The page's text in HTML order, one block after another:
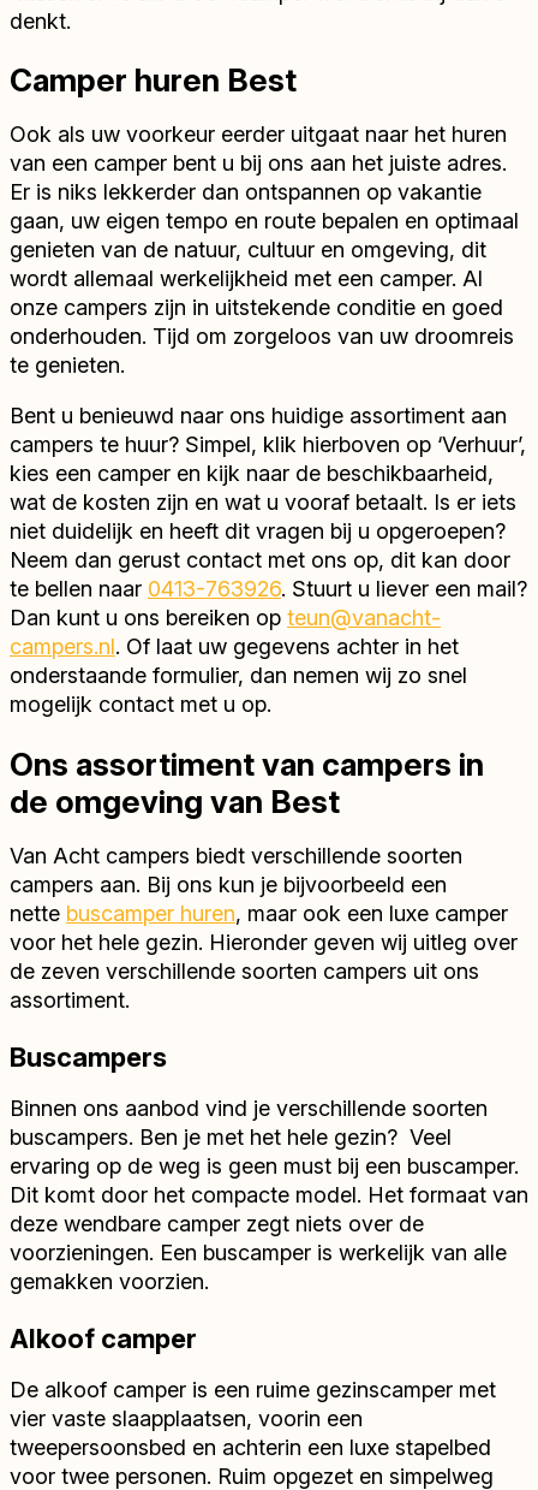
denkt.
Camper huren Best
Ook als uw voorkeur eerder uitgaat naar het huren
van een camper bent u bij ons aan het juiste adres.
Er is niks lekkerder dan ontspannen op vakantie
gaan, uw eigen tempo en route bepalen en optimaal
genieten van de natuur, cultuur en omgeving, dit
wordt allemaal werkelijkheid met een camper. Al
onze campers zijn in uitstekende conditie en goed
onderhouden. Tijd om zorgeloos van uw droomreis
te genieten.
Bent u benieuwd naar ons huidige assortiment aan
campers te huur? Simpel, klik hierboven op ‘Verhuur’,
kies een camper en kijk naar de beschikbaarheid,
wat de kosten zijn en wat u vooraf betaalt. Is er iets
niet duidelijk en heeft dit vragen bij u opgeroepen?
Neem dan gerust contact met ons op, dit kan door
te bellen naar 0413-763926. Stuurt u liever een mail?
Dan kunt u ons bereiken op teun@vanacht-
campers.nl. Of laat uw gegevens achter in het
onderstaande formulier, dan nemen wij zo snel
mogelijk contact met u op.
Ons assortiment van campers in
de omgeving van Best
Van Acht campers biedt verschillende soorten
campers aan. Bij ons kun je bijvoorbeeld een
nette buscamper huren, maar ook een luxe camper
voor het hele gezin. Hieronder geven wij uitleg over
de zeven verschillende soorten campers uit ons
assortiment.
Buscampers
Binnen ons aanbod vind je verschillende soorten
buscampers. Ben je met het hele gezin? Veel
ervaring op de weg is geen must bij een buscamper.
Dit komt door het compacte model. Het formaat van
deze wendbare camper zegt niets over de
voorzieningen. Een buscamper is werkelijk van alle
gemakken voorzien.
Alkoof camper
De alkoof camper is een ruime gezinscamper met
vier vaste slaapplaatsen, voorin een
tweepersoonsbed en achterin een luxe stapelbed
voor twee personen. Ruim opgezet en simpelweg